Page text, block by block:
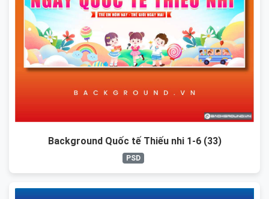
Background Quốc tế Thiếu nhi 1-6 (33)
PSD